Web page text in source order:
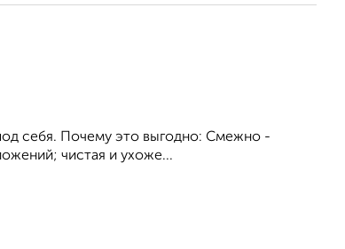
себя. Почему это выгодно: Смежно -
чистая и ухоже...